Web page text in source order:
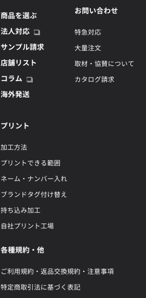
商品を選ぶ
法人対応
サンプル請求
店舗リスト
コラム
海外発送
お問い合わせ
特急対応
大量注文
取材・協賛について
カタログ請求
プリント
加工方法
プリントできる範囲
ネーム・ナンバー入れ
ブランドタグ付け替え
持ち込み加工
自社プリント工場
各種規約・他
ご利用規約・返品交換規約・注意事項
特定商取引法に基づく表記